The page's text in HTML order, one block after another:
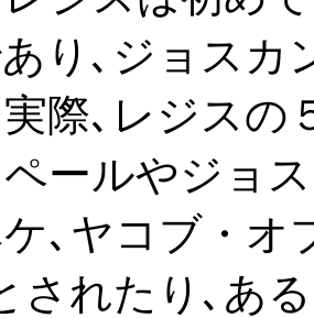
り､ジョスカ
際､レジスの
ールやジョ
､ヤコブ・オ
されたり､あ